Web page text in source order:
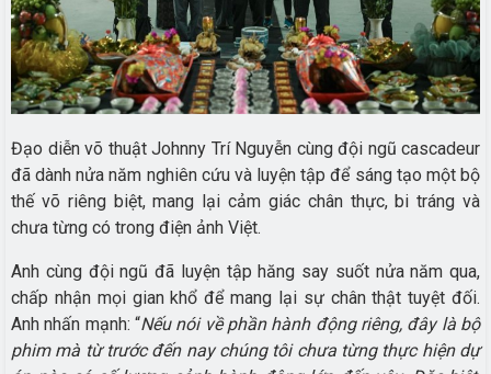
Đạo diễn võ thuật Johnny Trí Nguyễn cùng đội ngũ cascadeur
đã dành nửa năm nghiên cứu và luyện tập để sáng tạo một bộ
thế võ riêng biệt, mang lại cảm giác chân thực, bi tráng và
chưa từng có trong điện ảnh Việt.
Anh cùng đội ngũ đã luyện tập hăng say suốt nửa năm qua,
chấp nhận mọi gian khổ để mang lại sự chân thật tuyệt đối.
Anh nhấn mạnh: “Nếu nói về phần hành động riêng, đây là bộ
phim mà từ trước đến nay chúng tôi chưa từng thực hiện dự